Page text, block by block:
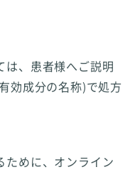
は、患者様へご説明
効成分の名称)で処方
ために、オンライン